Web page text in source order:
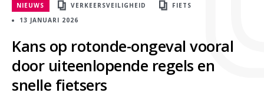
Kans op rotonde-ongeval vooral
door uiteenlopende regels en
snelle fietsers
NIEUWS VERKEERSVEILIGHEID
FIETS
13 JANUARI 2026